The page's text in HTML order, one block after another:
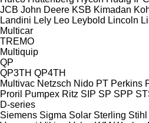
JCB John Deere KSB Kimadan
Landini Lely Leo Leybold Lincoln
Multicar
TREMO
Multiquip
QP
QP3TH QP4TH
Multivac Netzsch Nido PT Perkins
Proril
Pumpex Ritz SIP SP SPP
D-series
Siemens Sigma Solar Sterling Stihl